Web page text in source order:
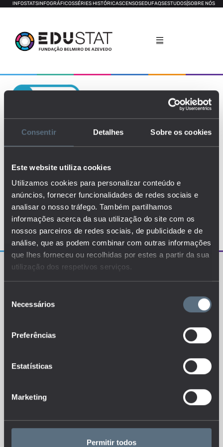
Consentir Detalhes Sobre os cookies
Este website utiliza cookies
Utilizamos cookies para personalizar conteúdo e
anúncios, fornecer funcionalidades de redes sociais e
analisar o nosso tráfego. Também partilhamos
informações acerca da sua utilização do site com os
nossos parceiros de redes sociais, de publicidade e de
análise, que as podem combinar com outras informações
que lhes forneceu ou recolhidas por estes a partir da sua
utilização dos respetivos serviços.
Necessários
Preferências
Estatísticas
Marketing
Permitir todos
INFOSTATSINFOGRÁFICOSSÉRIES HISTÓRICASCENSOSEDUFAQSESTUDOSSOBRE NÓS
Taxa de Atraso Escolar
conhecimento da situação atual, tendências de
evolução e dinâmicas estruturais do sistema de ensino